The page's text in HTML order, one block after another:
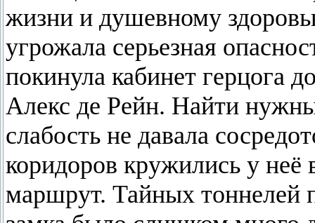
жизни и душевному
угрожала серьезная
покинула кабинет герцога
Алекс де Рейн. Найти
слабость не давала
коридоров кружились у
маршрут. Тайных тоннелей